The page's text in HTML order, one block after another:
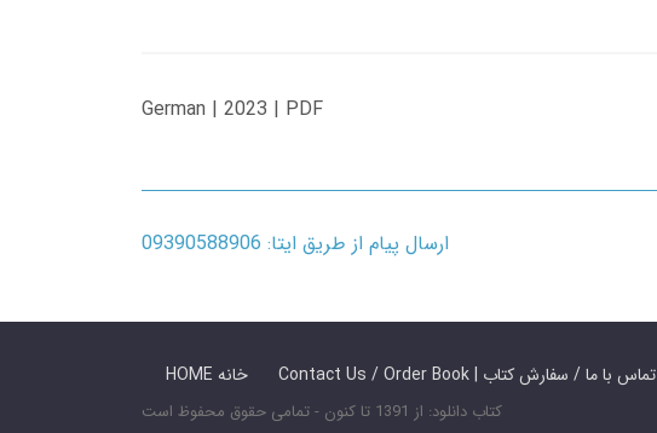
German | 2023 | PDF
ارسال پیام از طریق ایتا: 09390588906
HOME خانه Contact Us / Order Book | تماس با ما / سفارش کتاب
کتاب دانلود: از 1391 تا کنون - تمامی حقوق محفوظ است